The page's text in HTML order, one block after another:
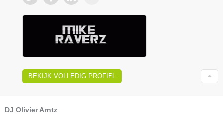
BEKIJK VOLLEDIG PROFIEL
DJ Olivier Arntz